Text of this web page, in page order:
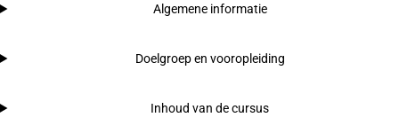
Algemene informatie
Doelgroep en vooropleiding
Inhoud van de cursus